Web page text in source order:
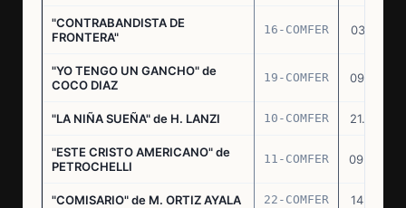
"CONTRABANDISTA DE
FRONTERA"
16-COMFER 03.12.74
"YO TENGO UN GANCHO" de
COCO DIAZ
19-COMFER 09.01.75
"LA NIÑA SUEÑA" de H. LANZI 10-COMFER 21.03.75
"ESTE CRISTO AMERICANO" de
PETROCHELLI
11-COMFER 09.04.75
"COMISARIO" de M. ORTIZ AYALA 22-COMFER 14.07.75